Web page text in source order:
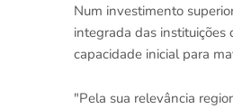
Num investimento
integrada das instituições
capacidade inicial para
"Pela sua relevância